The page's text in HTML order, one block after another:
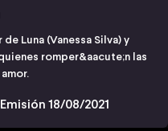
Luna (Vanessa Silva) y
romper&aacute;n las
18/08/2021